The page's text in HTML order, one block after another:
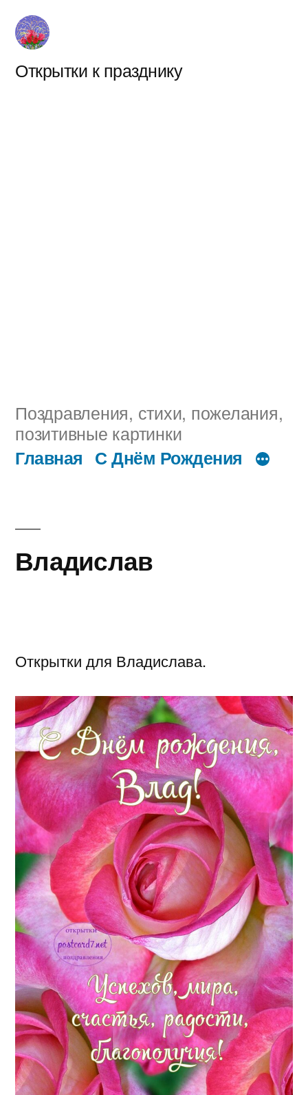
Перейти
содержимому
Открытки к празднику
Поздравления, стихи, пожелания,
позитивные картинки
Главная С Днём Рождения
Владислав
Открытки для Владислава.